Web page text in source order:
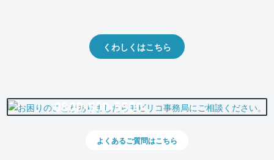
くわしくはこちら
0800-500-5500
よくあるご質問はこちら